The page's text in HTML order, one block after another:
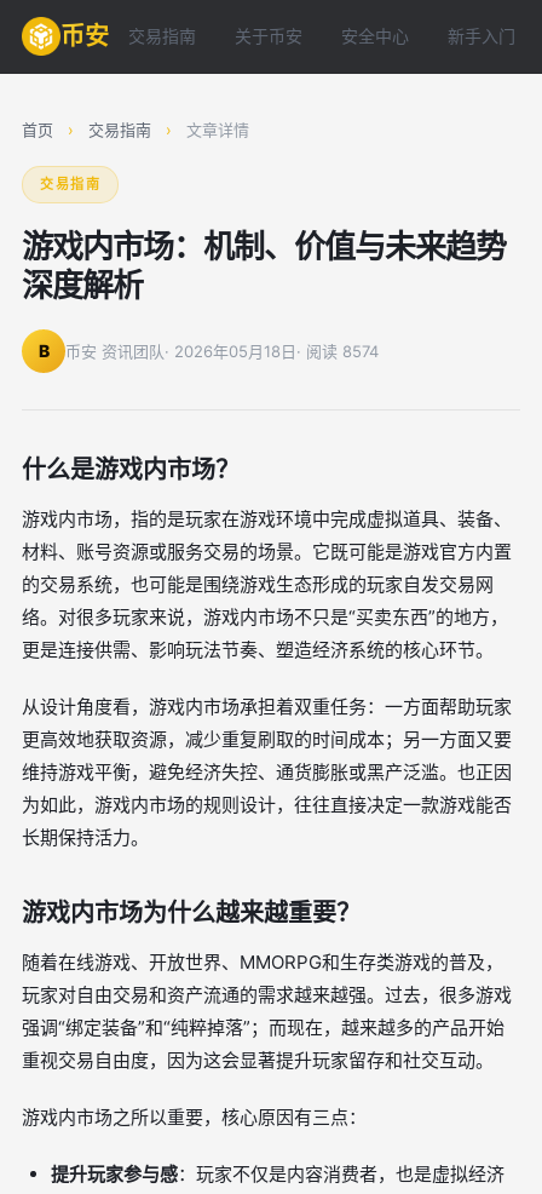
币安 交易指南 关于币安 安全中心 新手入门
首页 › 交易指南 › 文章详情
交易指南
游戏内市场：机制、价值与未来趋势
深度解析
B 币安 资讯团队· 2026年05月18日· 阅读 8574
什么是游戏内市场？
游戏内市场，指的是玩家在游戏环境中完成虚拟道具、装备、
材料、账号资源或服务交易的场景。它既可能是游戏官方内置
的交易系统，也可能是围绕游戏生态形成的玩家自发交易网
络。对很多玩家来说，游戏内市场不只是“买卖东西”的地方，
更是连接供需、影响玩法节奏、塑造经济系统的核心环节。
从设计角度看，游戏内市场承担着双重任务：一方面帮助玩家
更高效地获取资源，减少重复刷取的时间成本；另一方面又要
维持游戏平衡，避免经济失控、通货膨胀或黑产泛滥。也正因
为如此，游戏内市场的规则设计，往往直接决定一款游戏能否
长期保持活力。
游戏内市场为什么越来越重要？
随着在线游戏、开放世界、MMORPG和生存类游戏的普及，
玩家对自由交易和资产流通的需求越来越强。过去，很多游戏
强调“绑定装备”和“纯粹掉落”；而现在，越来越多的产品开始
重视交易自由度，因为这会显著提升玩家留存和社交互动。
游戏内市场之所以重要，核心原因有三点：
提升玩家参与感：玩家不仅是内容消费者，也是虚拟经济